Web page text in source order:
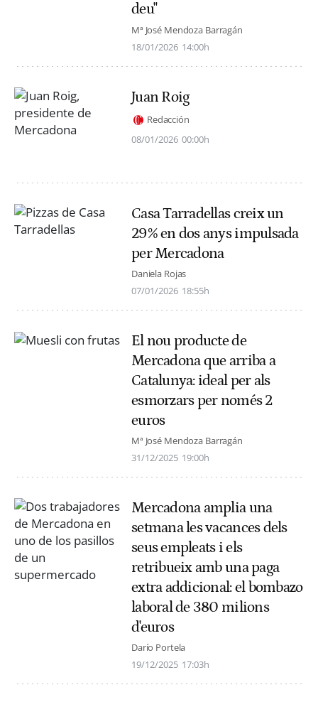
deu"
Mª José Mendoza Barragán
18/01/2026 14:00h
Juan Roig
Redacción
08/01/2026 00:00h
Casa Tarradellas creix un
29% en dos anys impulsada
per Mercadona
Daniela Rojas
07/01/2026 18:55h
El nou producte de
Mercadona que arriba a
Catalunya: ideal per als
esmorzars per només 2
euros
Mª José Mendoza Barragán
31/12/2025 19:00h
Mercadona amplia una
setmana les vacances dels
seus empleats i els
retribueix amb una paga
extra addicional: el bombazo
laboral de 380 milions
d'euros
Darío Portela
19/12/2025 17:03h